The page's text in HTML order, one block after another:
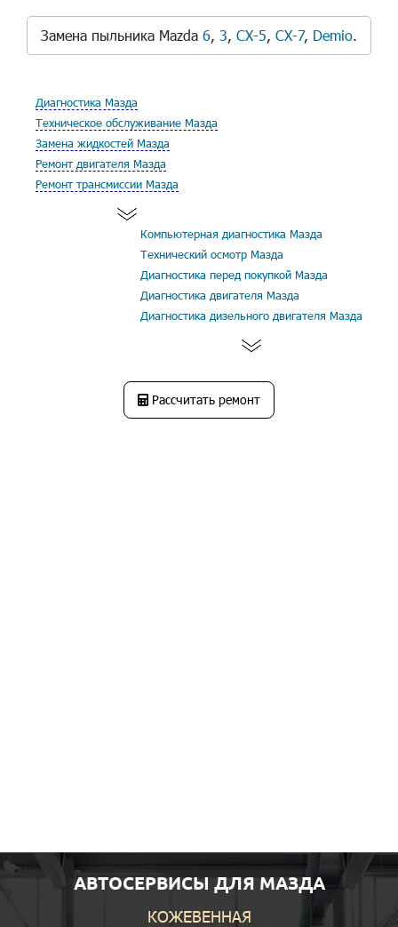
Замена пыльника Mazda 6, 3, CX-5, CX-7, Demio.
Диагностика Мазда
Техническое обслуживание Мазда
Замена жидкостей Мазда
Ремонт двигателя Мазда
Ремонт трансмиссии Мазда
Компьютерная диагностика Мазда
Технический осмотр Мазда
Диагностика перед покупкой Мазда
Диагностика двигателя Мазда
Диагностика дизельного двигателя Мазда
Рассчитать ремонт
АВТОСЕРВИСЫ ДЛЯ МАЗДА
КОЖЕВЕННАЯ